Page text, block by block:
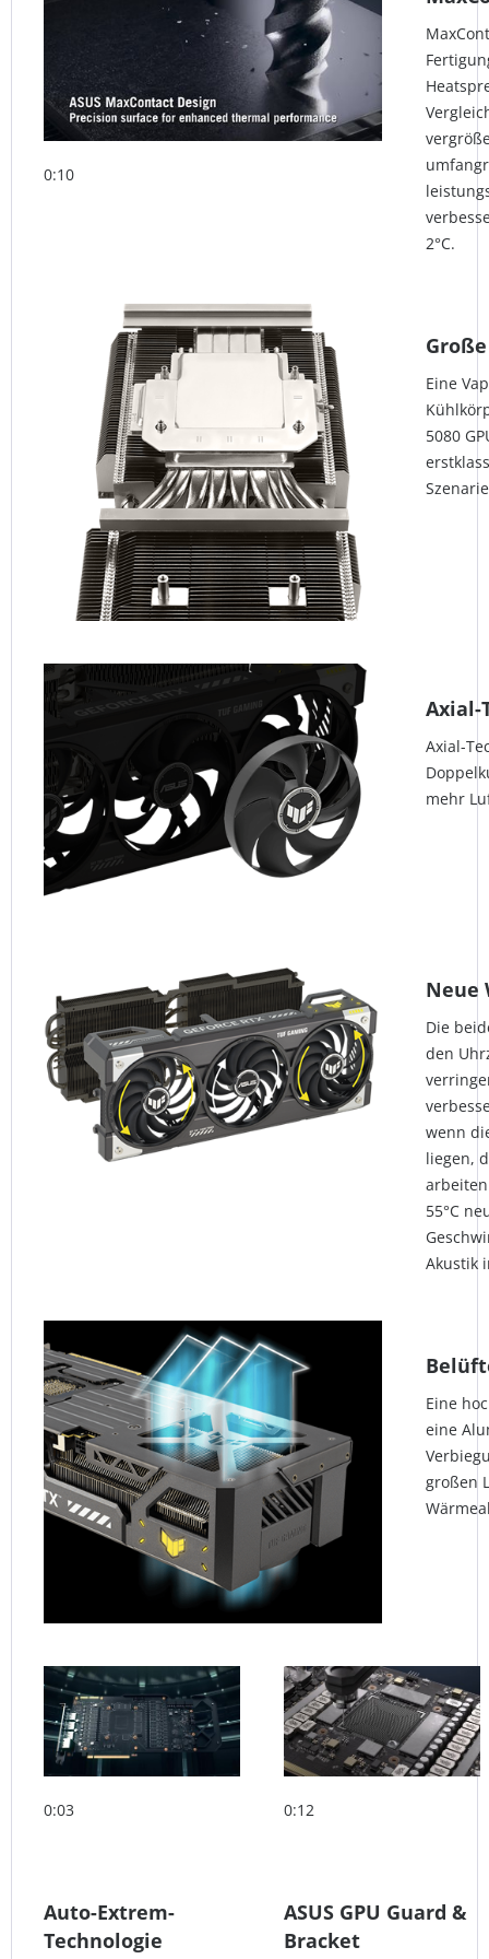
0:10
2°C.
Eine
5080
Axial-
Axial-
mehr
Neue
Die
den
wenn
liegen,
55°C
Akustik
Eine
eine
großen
0:03 0:12
Auto-Extrem-
Technologie
ASUS GPU Guard &
Bracket